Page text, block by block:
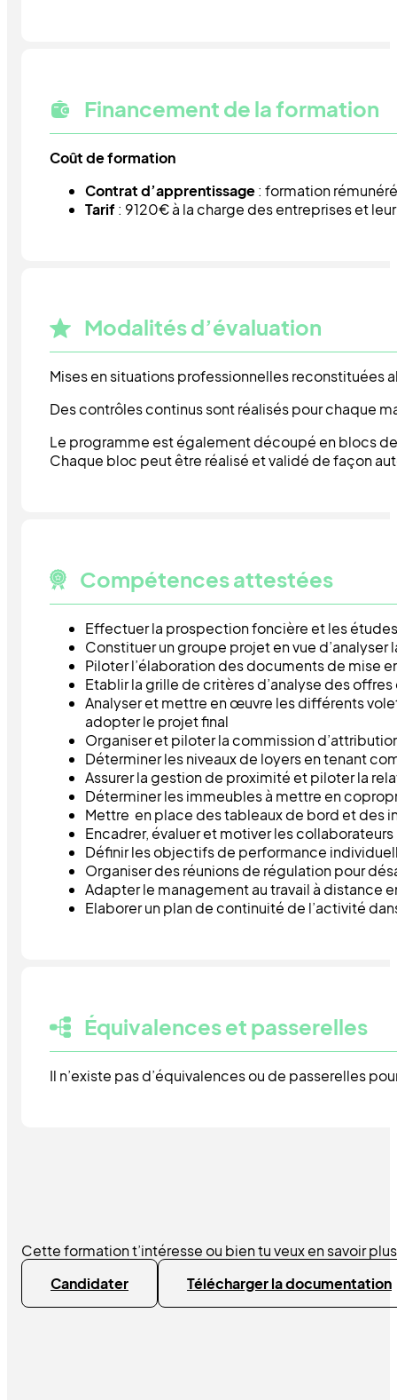
Financement de la formation
Coût de formation
Contrat d’apprentissage: formation
Tarif : 9120€ à la charge des entreprises et
Modalités d’évaluation
Mises en situations professionnelles reconstituées
Des contrôles continus sont réalisés pour chaque
Le programme est également découpé en blocs
Chaque bloc peut être réalisé et validé de façon
Compétences attestées
Effectuer la prospection foncière et les
Constituer un groupe projet en vue
Piloter l’élaboration des documents de mise
Etablir la grille de critères d’analyse des
Analyser et mettre en œuvre les différents
adopter le projet final
Organiser et piloter la commission
Déterminer les niveaux de loyers en tenant
Assurer la gestion de proximité et piloter la
Déterminer les immeubles à mettre en
Mettre en place des tableaux de bord et des
Encadrer, évaluer et motiver les collaborateurs
Définir les objectifs de performance
Organiser des réunions de régulation pour
Adapter le management au travail à distance
Elaborer un plan de continuité de l’activité
Équivalences et passerelles
Il n’existe pas d’équivalences ou de passerelles
Cette formation t’intéresse ou bien tu veux en savoir
Candidater
Télécharger la documentation